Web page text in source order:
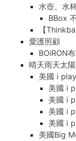
水壺、水
BBox
【
愛護照顧
BOiRON
晴天雨天太
美國 i
美國 i
美國 i
美國 i
美國 i
美國Big